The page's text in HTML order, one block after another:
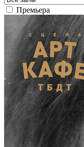
Премьера